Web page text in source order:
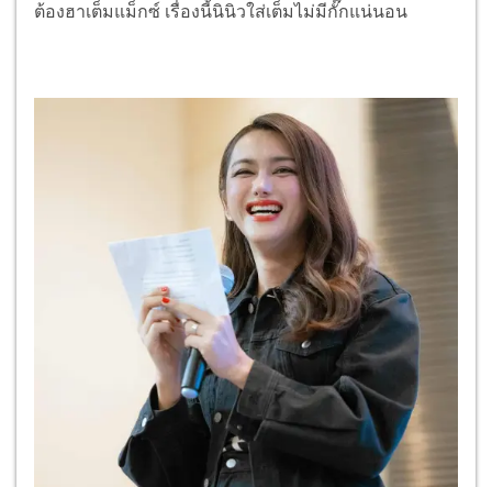
ต้องฮาเต็มแม็กซ์ เรื่องนี้นินิวใส่เต็มไม่มีกั๊กแน่นอน